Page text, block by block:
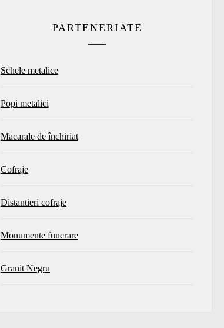
PARTENERIATE
Schele metalice
Popi metalici
Macarale de închiriat
Cofraje
Distantieri cofraje
Monumente funerare
Granit Negru